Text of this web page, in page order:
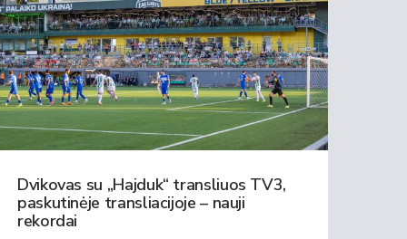
Dvikovas su „Hajduk“ transliuos TV3,
paskutinėje transliacijoje – nauji
rekordai